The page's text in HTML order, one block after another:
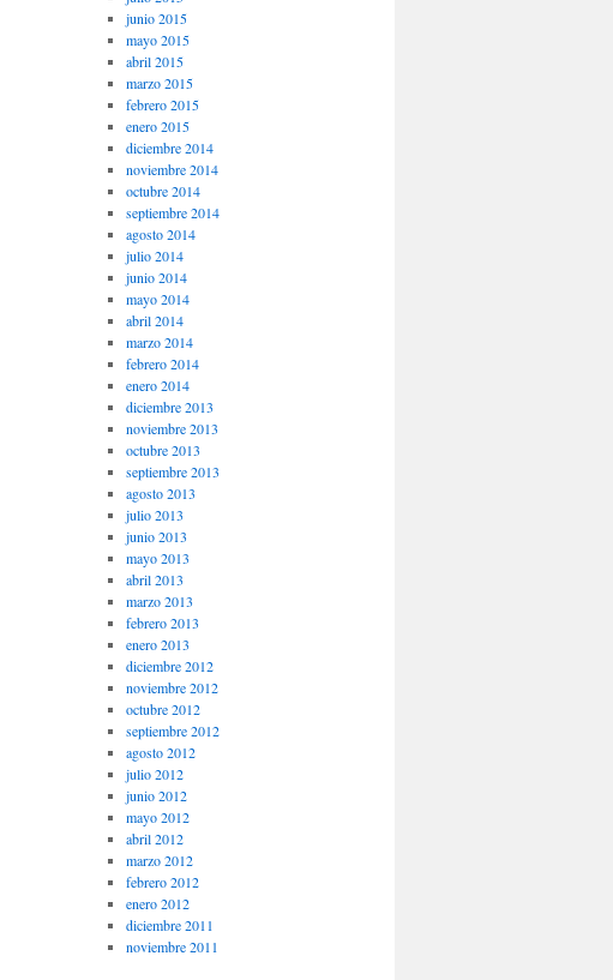
junio 2015
mayo 2015
abril 2015
marzo 2015
febrero 2015
enero 2015
diciembre 2014
noviembre 2014
octubre 2014
septiembre 2014
agosto 2014
julio 2014
junio 2014
mayo 2014
abril 2014
marzo 2014
febrero 2014
enero 2014
diciembre 2013
noviembre 2013
octubre 2013
septiembre 2013
agosto 2013
julio 2013
junio 2013
mayo 2013
abril 2013
marzo 2013
febrero 2013
enero 2013
diciembre 2012
noviembre 2012
octubre 2012
septiembre 2012
agosto 2012
julio 2012
junio 2012
mayo 2012
abril 2012
marzo 2012
febrero 2012
enero 2012
diciembre 2011
noviembre 2011